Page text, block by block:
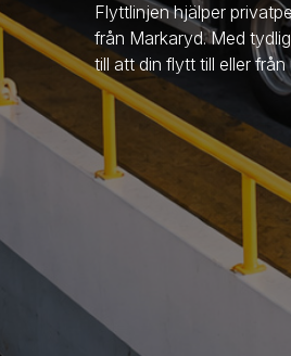
Flyttlinjen hjälper
från Markaryd. Med
till att din flytt till eller